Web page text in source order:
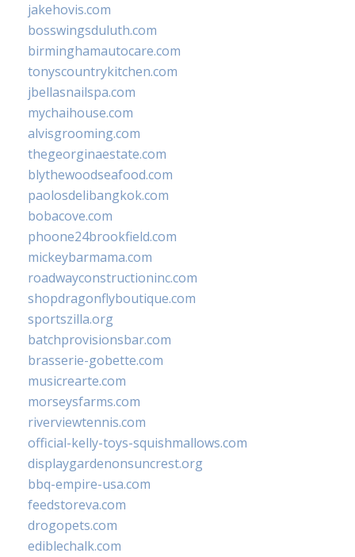
jakehovis.com
bosswingsduluth.com
birminghamautocare.com
tonyscountrykitchen.com
jbellasnailspa.com
mychaihouse.com
alvisgrooming.com
thegeorginaestate.com
blythewoodseafood.com
paolosdelibangkok.com
bobacove.com
phoone24brookfield.com
mickeybarmama.com
roadwayconstructioninc.com
shopdragonflyboutique.com
sportszilla.org
batchprovisionsbar.com
brasserie-gobette.com
musicrearte.com
morseysfarms.com
riverviewtennis.com
official-kelly-toys-squishmallows.com
displaygardenonsuncrest.org
bbq-empire-usa.com
feedstoreva.com
drogopets.com
ediblechalk.com